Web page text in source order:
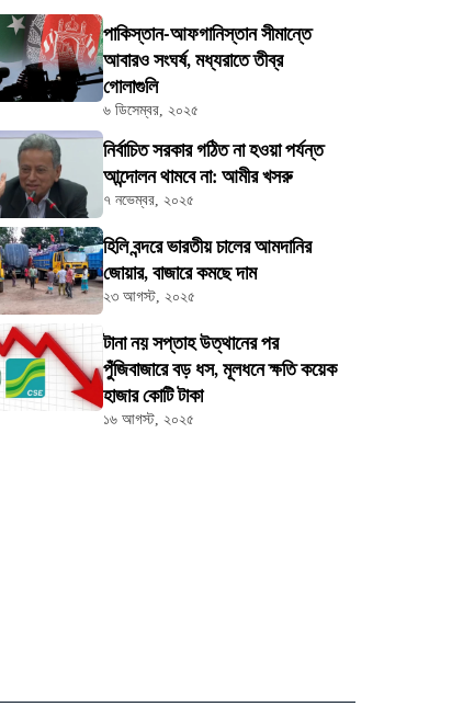
পাকিস্তান-আফগানিস্তান সীমান্তে
আবারও সংঘর্ষ, মধ্যরাতে তীব্র
গোলাগুলি
৬ ডিসেম্বর, ২০২৫
নির্বাচিত সরকার গঠিত না হওয়া পর্যন্ত
আন্দোলন থামবে না: আমীর খসরু
৭ নভেম্বর, ২০২৫
হিলি বন্দরে ভারতীয় চালের আমদানির
জোয়ার, বাজারে কমছে দাম
২৩ আগস্ট, ২০২৫
টানা নয় সপ্তাহ উত্থানের পর
পুঁজিবাজারে বড় ধস, মূলধনে ক্ষতি কয়েক
হাজার কোটি টাকা
১৬ আগস্ট, ২০২৫